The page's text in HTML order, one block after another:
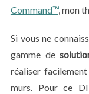
Command™, mon
Si vous ne
gamme de
réaliser
murs. Pour ce